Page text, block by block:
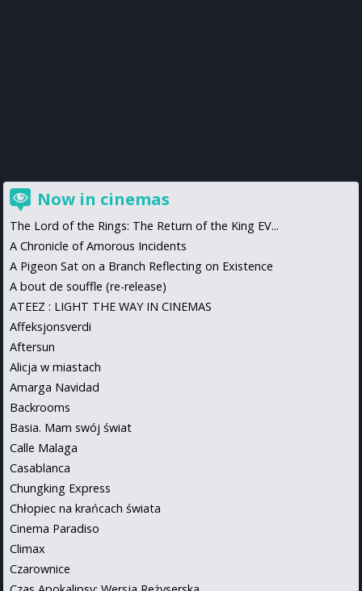
Now in cinemas
The Lord of the Rings: The Return of the King EV...
A Chronicle of Amorous Incidents
A Pigeon Sat on a Branch Reflecting on Existence
A bout de souffle (re-release)
ATEEZ : LIGHT THE WAY IN CINEMAS
Affeksjonsverdi
Aftersun
Alicja w miastach
Amarga Navidad
Backrooms
Basia. Mam swój świat
Calle Malaga
Casablanca
Chungking Express
Chłopiec na krańcach świata
Cinema Paradiso
Climax
Czarownice